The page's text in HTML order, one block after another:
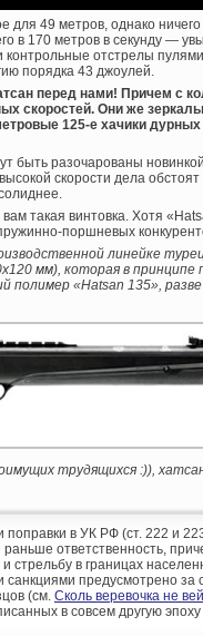
49 метров, однако ничего
в 170 метров в секунду —
отстрелы
порядка 43 джоулей.
перед нами! Причем с
скоростей. Они же
125-е хачики
быть разочарованы
скорости дела
такая винтовка. Хотя
поршневых
линейке
мм), которая в
полимер «Hatsan 135»,
трудящихся :)),
поправки в УК РФ (ст. 222 и
ответственность,
стрельбу в границах
предусмотрено за
(см. Сколь веревочка не
в совсем другую